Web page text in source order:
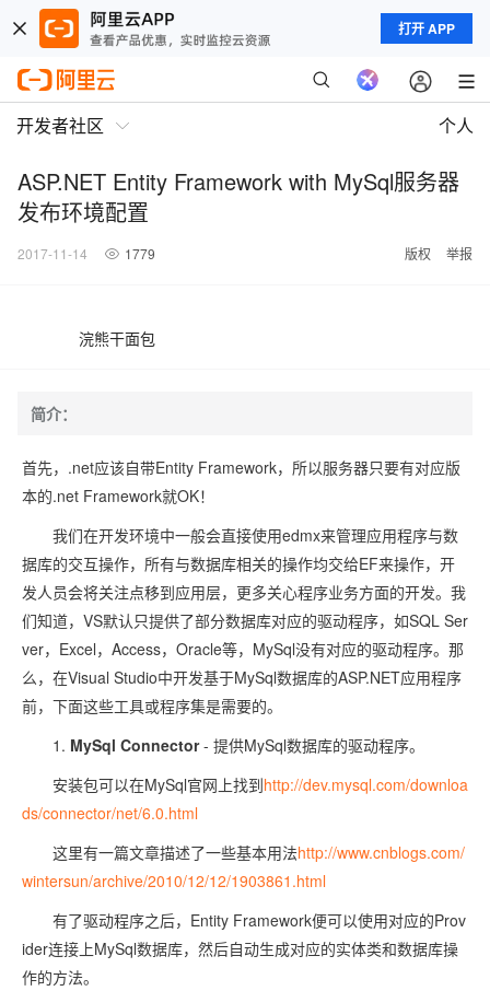
打开 APP
开发者社区 个人
ASP.NET Entity Framework with MySql服务器
发布环境配置
2017-11-14 1779 版权 举报
浣熊干面包
简介：
首先，.net应该自带Entity Framework，所以服务器只要有对应版
本的.net Framework就OK！
我们在开发环境中一般会直接使用edmx来管理应用程序与数
据库的交互操作，所有与数据库相关的操作均交给EF来操作，开
发人员会将关注点移到应用层，更多关心程序业务方面的开发。我
们知道，VS默认只提供了部分数据库对应的驱动程序，如SQL Ser
ver，Excel，Access，Oracle等，MySql没有对应的驱动程序。那
么，在Visual Studio中开发基于MySql数据库的ASP.NET应用程序
前，下面这些工具或程序集是需要的。
1. MySql Connector- 提供MySql数据库的驱动程序。
安装包可以在MySql官网上找到http://dev.mysql.com/downloa
ds/connector/net/6.0.html
这里有一篇文章描述了一些基本用法http://www.cnblogs.com/
wintersun/archive/2010/12/12/1903861.html
有了驱动程序之后，Entity Framework便可以使用对应的Prov
ider连接上MySql数据库，然后自动生成对应的实体类和数据库操
作的方法。